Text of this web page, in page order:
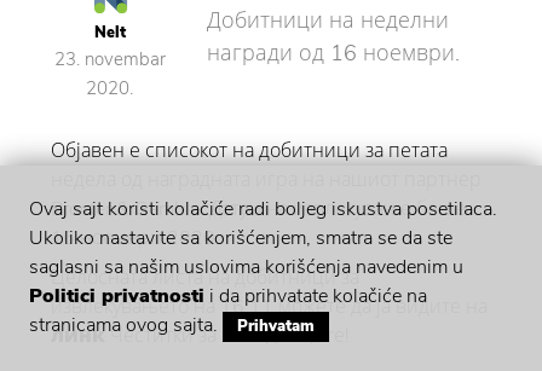
Nelt
23. novembar
2020.
Добитници на неделни
награди од 16 ноември.
Објавен е списокот на добитници за петата
Procter & Gamble. Датум на извлекување беше
16 ноември 2020.
Целосната листа на добитници за
извлекувањето на 16.11 можете да ја видите на
линкЧеститки за победниците!
Ovaj sajt koristi kolačiće radi boljeg iskustva posetilaca.
Ukoliko nastavite sa korišćenjem, smatra se da ste
saglasni sa našim uslovima korišćenja navedenim u
Politici privatnosti i da prihvatate kolačiće na
stranicama ovog sajta.
Prihvatam